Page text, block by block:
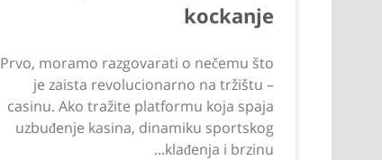
kockanje
Prvo, moramo razgovarati o nečemu što
je zaista revolucionarno na tržištu –
casinu. Ako tražite platformu koja spaja
uzbuđenje kasina, dinamiku sportskog
klađenja i brzinu...